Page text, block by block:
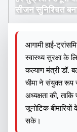
सीजन सुनिश्चित
आगामी हाई-
स्वास्थ्य सुरक्षा के
कल्याण मंत्री डॉ.
चीमा ने संयुक्त रूप
अध्यक्षता की,
जूनोटिक
सके।